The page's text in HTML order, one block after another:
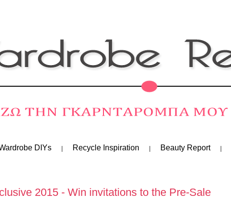
DIYs Recycle Inspiration Beauty Report
2015 - Win invitations to the Pre-Sale